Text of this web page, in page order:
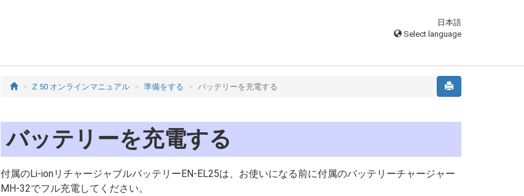
日本語
Select language
Z 50 オンラインマニュアル 準備をする バッテリーを充電する
バッテリーを充電する
付属のLi-ionリチャージャブルバッテリーEN-EL25は、お使いになる前に付属のバッテリーチャージャー
MH-32でフル充電してください。